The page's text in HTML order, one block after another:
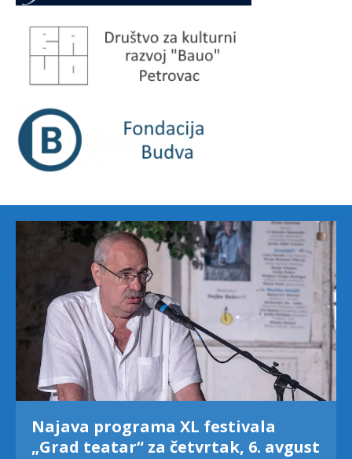
Najava programa XL festivala
„Grad teatar“ za četvrtak, 6. avgust